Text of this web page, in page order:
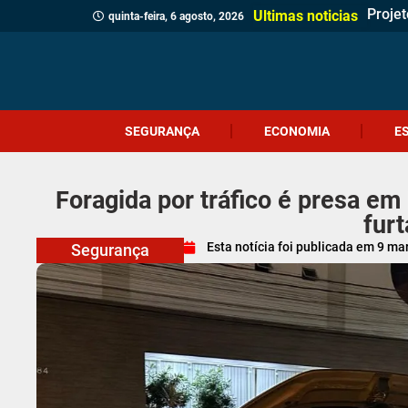
quinta-feira, 6 agosto, 2026 Ultimas noticias Dia
Içara
Idosa
SEGURANÇA ECONOMIA
Foragida por tráfico é presa
Segurança Esta notícia foi publicada em 9